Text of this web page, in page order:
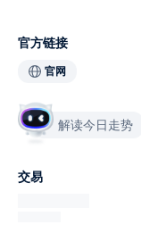
官方链接
官网
解读今日走势
交易